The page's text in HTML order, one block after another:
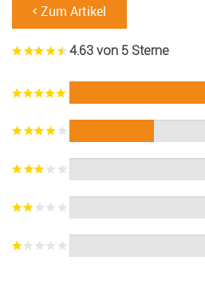
Zum Artikel
4.63 von 5 Sterne